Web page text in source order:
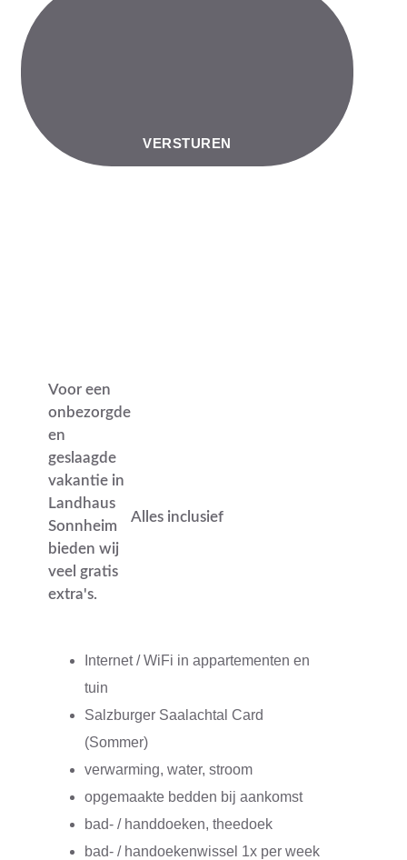
VERSTUREN
Voor een
onbezorgde
en
geslaagde
vakantie in
Landhaus
Sonnheim
bieden wij
veel gratis
extra's.
Alles inclusief
Internet / WiFi in appartementen en
tuin
Salzburger Saalachtal Card
(Sommer)
verwarming, water, stroom
opgemaakte bedden bij aankomst
bad- / handdoeken, theedoek
bad- / handoekenwissel 1x per week